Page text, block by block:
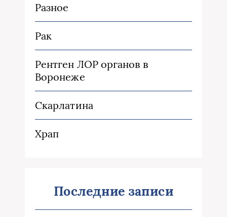
Разное
Рак
Рентген ЛОР органов в
Воронеже
Скарлатина
Храп
Последние записи